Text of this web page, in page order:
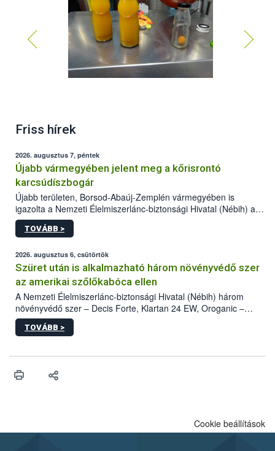
Friss hírek
2026. augusztus 7, péntek
Újabb vármegyében jelent meg a kőrisrontó
karcsúdíszbogár
Újabb területen, Borsod-Abaúj-Zemplén vármegyében is
igazolta a Nemzeti Élelmiszerlánc-biztonsági Hivatal (Nébih) a
kőrisrontó karcsúdíszbogár (Agrilus planipennis) jelenlétét. A
kártevőt nem csak színcsapdában találták meg, de már fertőzött
az intenzív felderítést, emellett az intézkedéseket a szlovák
hatósággal is összehangolják a terjedés megállítása érdekében.
TOVÁBB >
2026. augusztus 6, csütörtök
Szüret után is alkalmazható három növényvédő szer
az amerikai szőlőkabóca ellen
A Nemzeti Élelmiszerlánc-biztonsági Hivatal (Nébih) három
növényvédő szer – Decis Forte, Klartan 24 EW, Oroganic –
engedélyokiratát módosította, így azok a szüretet követően,
egészen a vesszőérettség (BBCH 91) stádiumáig
érésű szőlőkben is legyen lehetőség a károsító elleni további
felhasználók számára is elérhető és ökológiai termesztésben is
TOVÁBB >
Cookie beállítások